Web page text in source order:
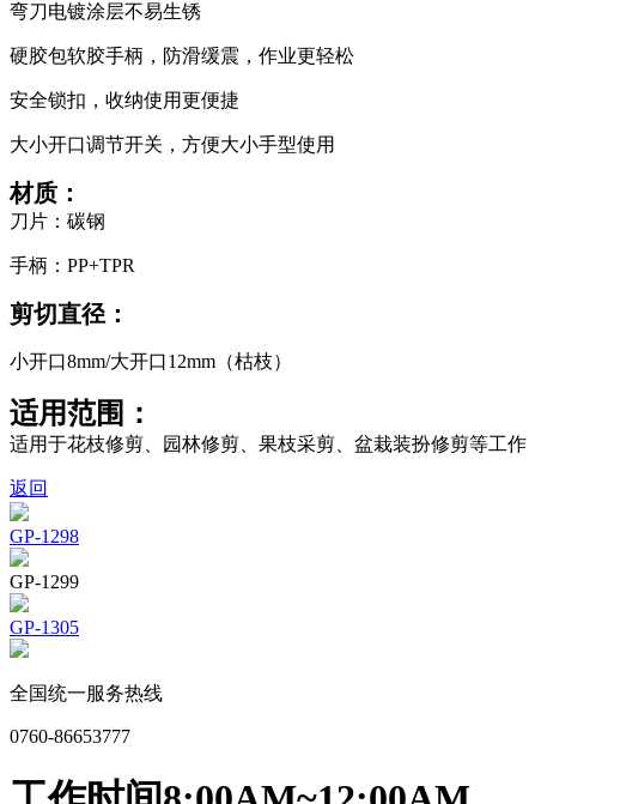
弯刀电镀涂层不易生锈
硬胶包软胶手柄，防滑缓震，作业更轻松
安全锁扣，收纳使用更便捷
大小开口调节开关，方便大小手型使用
材质：
刀片：碳钢
手柄：PP+TPR
剪切直径：
小开口8mm/大开口12mm（枯枝）
适用范围：
适用于花枝修剪、园林修剪、果枝采剪、盆栽装扮修剪等工作
返回
GP-1298
GP-1299
GP-1305
全国统一服务热线
0760-86653777